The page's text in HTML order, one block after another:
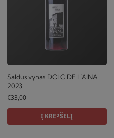
Saldus vynas DOLC DE L’AINA
2023
€33,00
Į KREPŠELĮ